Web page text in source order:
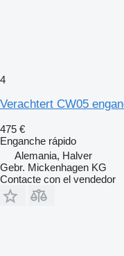
4
Verachtert CW05
475 €
Enganche rápido
Alemania, Halver
Gebr. Mickenhagen KG
Contacte con el vendedor